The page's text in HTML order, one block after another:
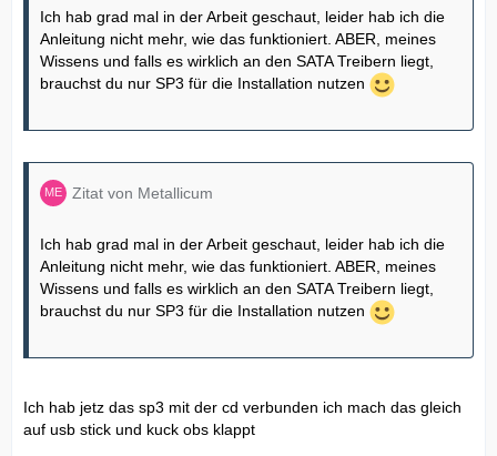
Ich hab grad mal in der Arbeit geschaut, leider hab ich die
Anleitung nicht mehr, wie das funktioniert. ABER, meines
Wissens und falls es wirklich an den SATA Treibern liegt,
brauchst du nur SP3 für die Installation nutzen
Zitat von Metallicum
Ich hab grad mal in der Arbeit geschaut, leider hab ich die
Anleitung nicht mehr, wie das funktioniert. ABER, meines
Wissens und falls es wirklich an den SATA Treibern liegt,
brauchst du nur SP3 für die Installation nutzen
Ich hab jetz das sp3 mit der cd verbunden ich mach das gleich
auf usb stick und kuck obs klappt